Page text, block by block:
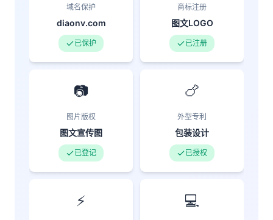
域名保护
diaonv.com
已保护
商标注册
图文LOGO
已注册
📷
图片版权
图文宣传图
已登记
🍗
外型专利
包装设计
已授权
⚡ 💻